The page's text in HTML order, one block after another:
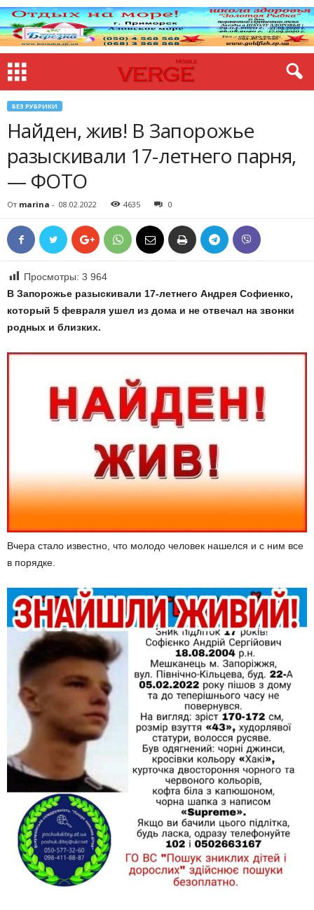
БЕЗ РУБРИКИ
Найден, жив! В Запорожье
разыскивали 17-летнего парня,
— ФОТО
От marina - 08.02.2022 4635 0
Просмотры: 3 964
В Запорожье разыскивали 17-летнего Андрея Софиенко,
который 5 февраля ушел из дома и не отвечал на звонки
родных и близких.
Вчера стало известно, что молодо человек нашелся и с ним все
в порядке.